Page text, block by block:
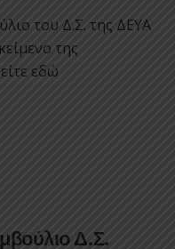
του Δ.Σ. της ΔΕΥΑ
της
εδώ
Δ.Σ.